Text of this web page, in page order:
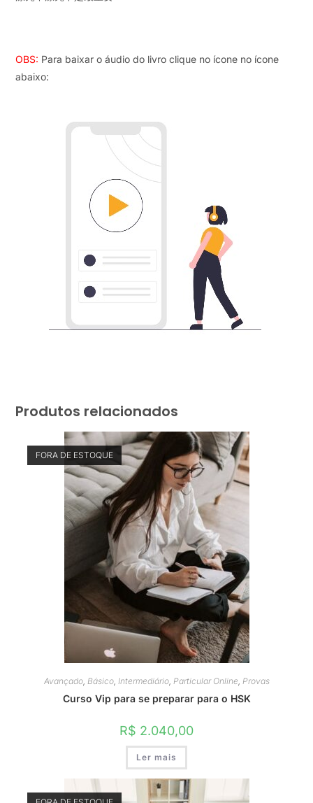
OBS: Para baixar o áudio do livro clique no ícone no ícone
abaixo:
Produtos relacionados
FORA DE ESTOQUE
Avançado, Básico, Intermediário, Particular Online, Provas
Curso Vip para se preparar para o HSK
R$ 2.040,00
Ler mais